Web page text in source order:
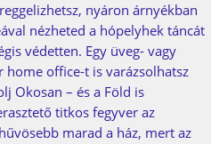
nyáron árnyékban
nézheted a hópelyhek táncát
védetten. Egy üveg- vagy
office-t is varázsolhatsz
Okosan – és a Föld is
titkos fegyver az
marad a ház, mert az